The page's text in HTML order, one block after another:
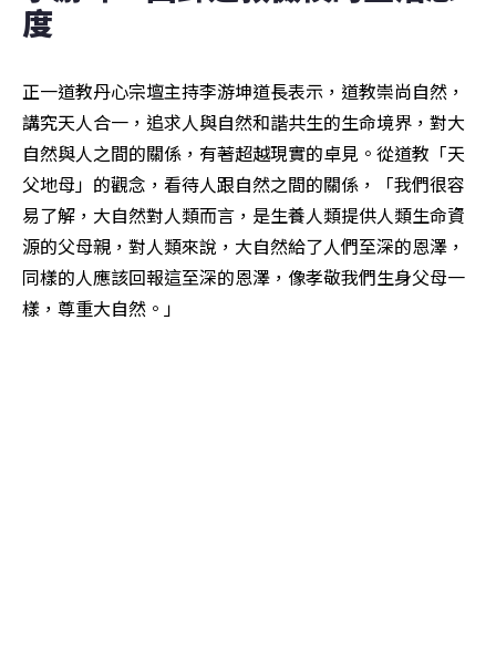
度
正一道教丹心宗壇主持李游坤道長表示，道教崇尚自然，
講究天人合一，追求人與自然和諧共生的生命境界，對大
自然與人之間的關係，有著超越現實的卓見。從道教「天
父地母」的觀念，看待人跟自然之間的關係，「我們很容
易了解，大自然對人類而言，是生養人類提供人類生命資
源的父母親，對人類來說，大自然給了人們至深的恩澤，
同樣的人應該回報這至深的恩澤，像孝敬我們生身父母一
樣，尊重大自然。」